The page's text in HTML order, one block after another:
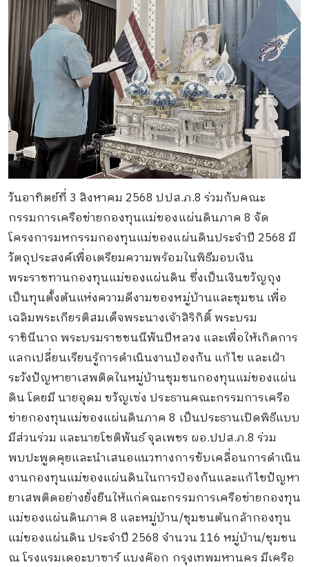
วันอาทิตย์ที่ 3 สิงหาคม 2568 ปปส.ภ.8 ร่วมกับคณะ
กรรมการเครือข่ายกองทุนแม่ของแผ่นดินภาค 8 จัด
โครงการมหกรรมกองทุนแม่ของแผ่นดินประจำปี 2568 มี
วัตถุประสงค์เพื่อเตรียมความพร้อมในพิธีมอบเงิน
พระราชทานกองทุนแม่ของแผ่นดิน ซึ่งเป็นเงินขวัญถุง
เป็นทุนตั้งต้นแห่งความดีงามของหมู่บ้านและชุมชน เพื่อ
เฉลิมพระเกียรติสมเด็จพระนางเจ้าสิริกิติ์ พระบรม
ราชินีนาถ พระบรมราชชนนีพันปีหลวง และเพื่อให้เกิดการ
แลกเปลี่ยนเรียนรู้การดำเนินงานป้องกัน แก้ไข และเฝ้า
ระวังปัญหายาเสพติดในหมู่บ้านชุมชนกองทุนแม่ของแผ่น
ดิน โดยมี นายอุดม ขวัญเซ่ง ประธานคณะกรรมการเครือ
ข่ายกองทุนแม่ของแผ่นดินภาค 8 เป็นประธานเปิดพิธีแบบ
มีส่วนร่วม และนายโชติพันธ์ จุลเพชร ผอ.ปปส.ภ.8 ร่วม
พบปะพูดคุยและนำเสนอแนวทางการขับเคลื่อนการดำเนิน
งานกองทุนแม่ของแผ่นดินในการป้องกันและแก้ไขปัญหา
ยาเสพติดอย่างยั่งยืนให้แก่คณะกรรมการเครือข่ายกองทุน
แม่ของแผ่นดินภาค 8 และหมู่บ้าน/ชุมชนต้นกล้ากองทุน
แม่ของแผ่นดิน ประจำปี 2568 จำนวน 116 หมู่บ้าน/ชุมชน
ณ โรงแรมเดอะบาซาร์ แบงค๊อก กรุงเทพมหานคร มีเครือ